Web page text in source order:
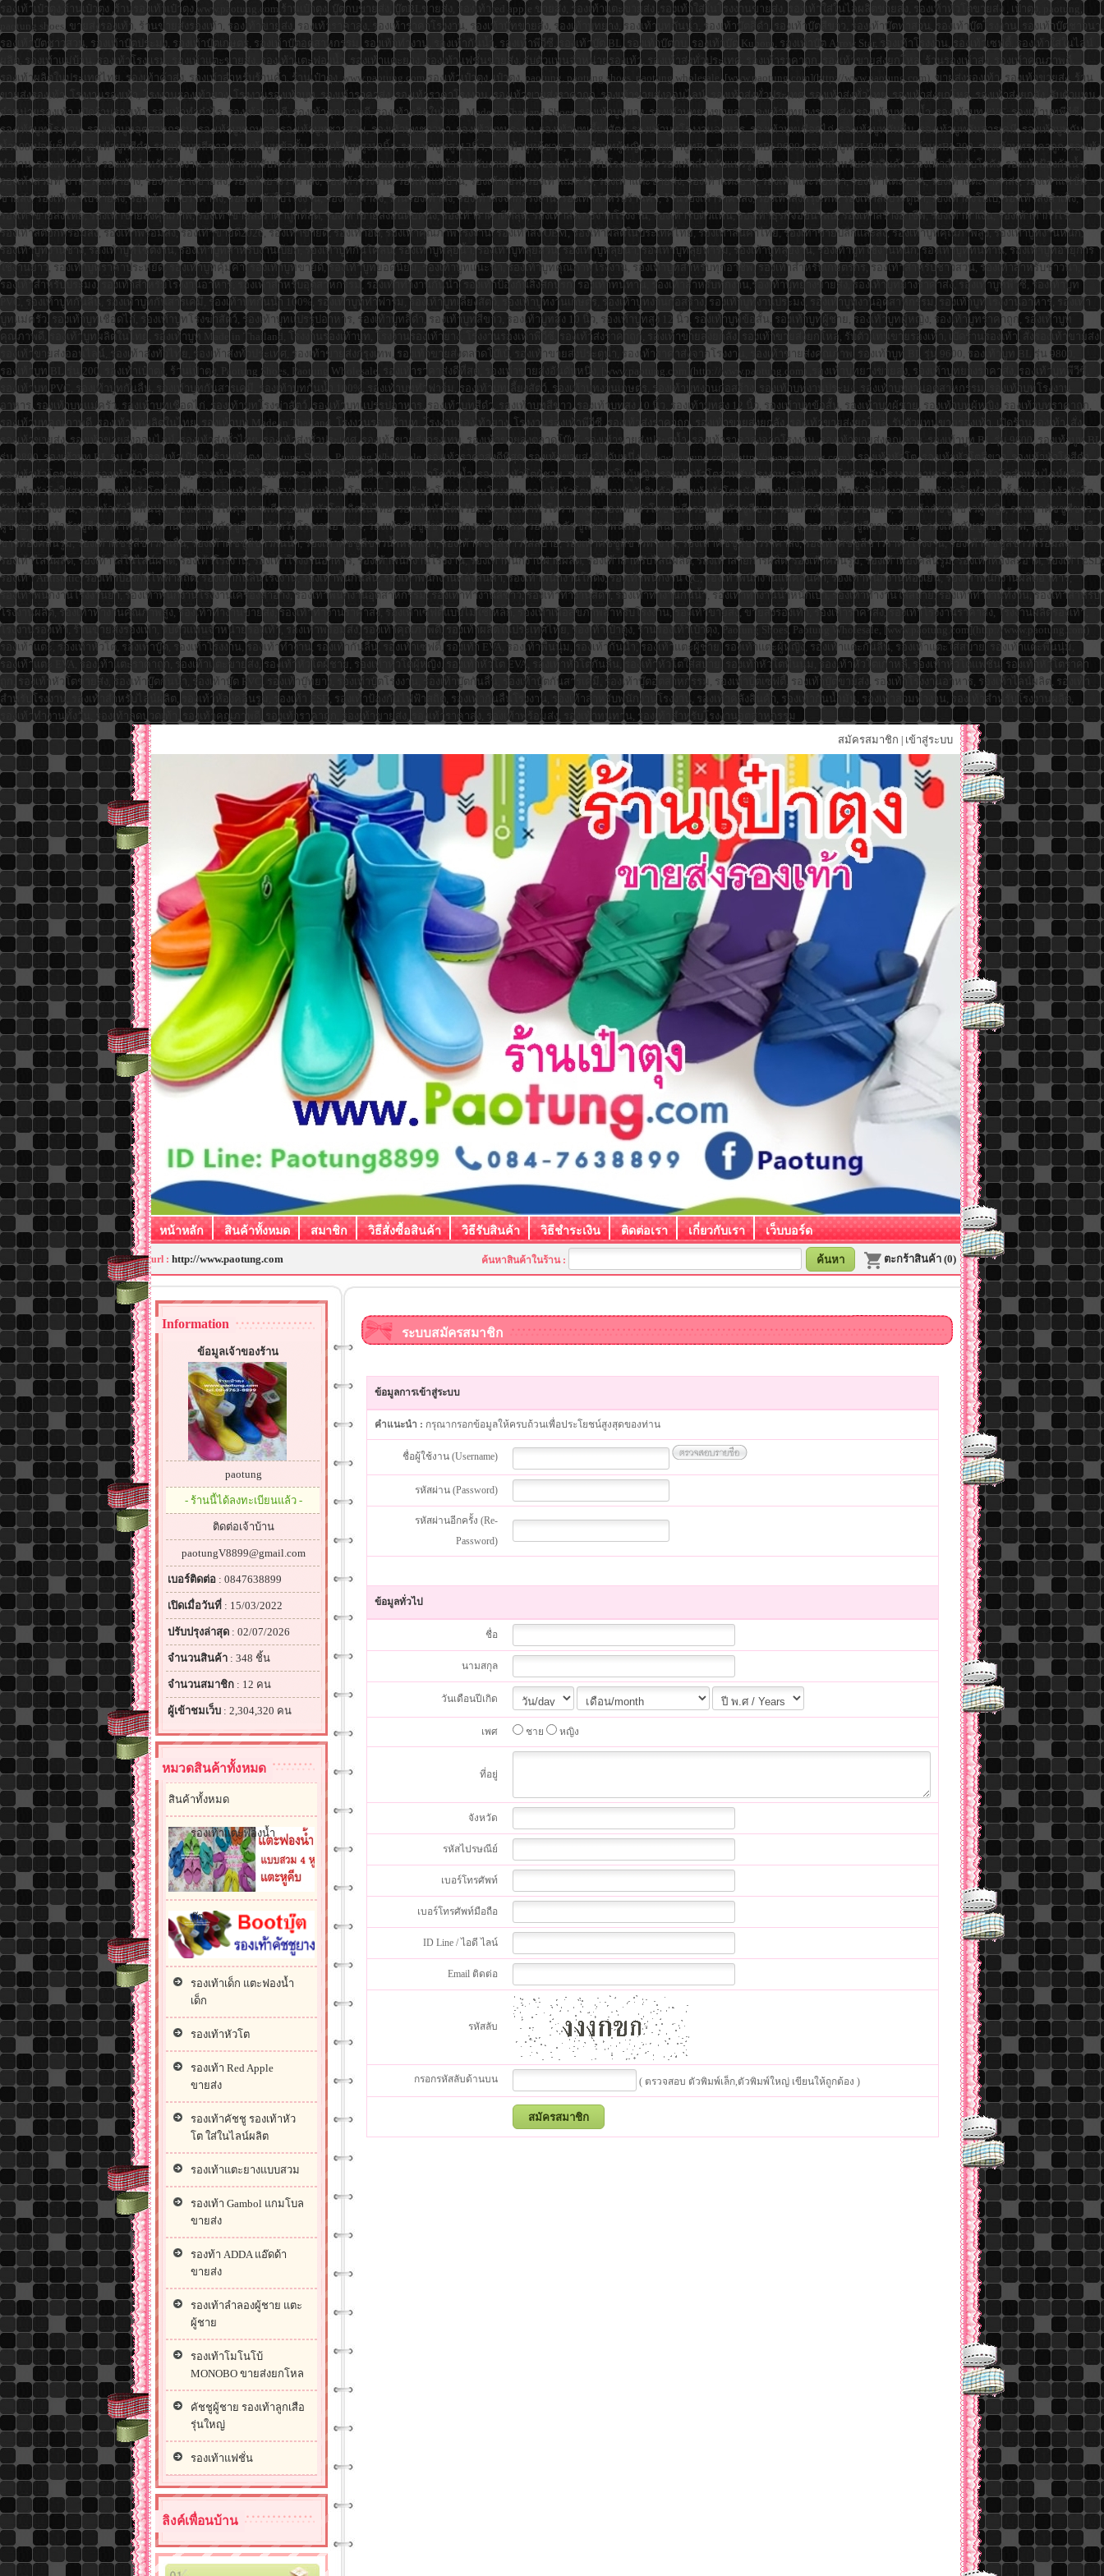
รองเท้าเป๋าตุง,ร้านเป๋าตุง ,ร้านรองเท้าเป๋าตุง,www.paotung.com,ร้านเป๋าตุง, บู๊ตกบขายส่ง, บู๊ตBLขายส่ง, รองเท้าred apple ขายส่ง, รองเท้าแตะขายส่ง ,รองเท้าใส่ในโรงงานขายส่ง, รองเท้าใส่ในไลผลิตขายส่ง, รองเท้าหัวโตขายส่ง , เป๋าตุง, paotung,
paotung shoes, ขายส่งรองเท้า, ร้านขายส่งรองเท้า, รองเท้าขายส่ง, รองเท้าราคาส่ง, รองเท้าราคาโรงงาน, รองเท้าบู๊ทขายส่ง, รองเท้าบูทยาง, รองเท้าบูทกันน้ำ, รองเท้าบู๊ตสีดำ, รองเท้าบู๊ตสีขาว, รองเท้าบู๊ตทำสวน, รองเท้าบู๊ตโรงงาน, รองเท้าบู๊ตชาวนา,
รองเท้าบู๊ตชาวสวน, รองเท้าบู๊ตประมง, รองเท้าบู๊ตเกษตร, รองเท้าบู๊ตอุตสาหกรรม, รองเท้าทำงาน, รองเท้ากันน้ำ, รองเท้าพีวีซี, รองเท้าบู๊ต BL, รองเท้าบู๊ตกบ, รองเท้าบู๊ต Kuboro, รองเท้าบู๊ต Arrow Star, รองเท้าโรงงาน, รองเท้าเซฟตี้, รองเท้าใส่ในไลน์
ผลิต, รองเท้าแม่บ้าน, รองเท้าโรงแรม, รองเท้าแตะขายส่ง, รองเท้าแตะฟองน้ำ, รองเท้าแตะยาง, รองเท้าแฟชั่นขายส่ง, รับตัวแทนจำหน่ายรองเท้า, รองเท้าส่งทั่วประเทศ, รองเท้าราคาถูก, รองเท้าขายส่งยกโหล, ร้านรองเท้าส่ง, รองเท้าคุณภาพดี,
รองเท้าผลิตในประเทศไทย, รองเท้าค้าส่ง, รองเท้าสำหรับร้านค้า, ร้านเป๋าตุง, www.paotung.com,รองเท้าเป๋าตุง, เป๋าตุง, paotung, paotung shoes, paotung wholesale, [www.paotung.com](http://www.paotung.com), ขายส่งรองเท้า, รองเท้าขายส่ง, ร้าน
ขายส่งรองเท้า, โรงงานรองเท้า, โรงงานรองเท้ายาง, โรงงานรองเท้าบูท, รองเท้าราคาส่ง, รองเท้าราคาโรงงาน, รองเท้าขายส่งราคาถูก, รองเท้าขายส่งออนไลน์, รองเท้าส่งทั่วประเทศ, รองเท้าส่งทั่วไทย, รองเท้าส่งยกโหล, รองเท้าส่งยกลัง, รับตัวแทน
จำหน่ายรองเท้า, เปิดร้านรองเท้า, รองเท้าทำกำไร, รองเท้าขายดี, รองเท้าคุณภาพดี, รองเท้าผลิตในไทย, Made in Thailand Shoes, รองเท้าบูทยาง, รองเท้าบูทยางขายส่ง, รองเท้าบูทยางราคาส่ง, รองเท้าบูทกันน้ำ, รองเท้าบูท PVC, รองเท้าบูทพีวีซี,
รองเท้าบูทโรงงาน, รองเท้าบูทอุตสาหกรรม, รองเท้าบูทเกษตร, รองเท้าบูทชาวสวน, รองเท้าบูทชาวนา, รองเท้าบูทประมง, รองเท้าบูทเลี้ยงสัตว์, รองเท้าบูทโรงงานอาหาร, รองเท้าบูทเชือดไก่, รองเท้าบูทกันลื่น, รองเท้าบูทกันสารเคมี, รองเท้าบูทกัน
น้ำ100เปอร์เซ็นต์, รองเท้าบูทสีดำ, รองเท้าบูทสีขาว, รองเท้าบูทข้อสั้น, รองเท้าบูทสูง10นิ้ว, รองเท้าบูทสูง12นิ้ว, รองเท้าบูทผู้ชาย, รองเท้าบูทผู้หญิง, รองเท้าบูทBL, รองเท้าบูทBL9600, รองเท้าบูทBL9800, รองเท้าบูทBL200, รองเท้าบูทราคาถูก, รองเท้า
ทำงาน, รองเท้ากันน้ำ, รองเท้าสำหรับโรงงาน, รองเท้าสำหรับฟาร์ม, รองเท้าสำหรับงานเกษตร, รองเท้าสำหรับงานประมง, รองเท้าสำหรับโรงฆ่าสัตว์, รองเท้าสำหรับแปรรูปอาหาร, รองเท้าสำหรับคลังสินค้า, รองเท้าสำหรับโกดัง, รองเท้าป้องกันน้ำ,
รองเท้าสวมทำงาน, รองเท้ายาง, รองเท้ายางขายส่ง, รองเท้ายางราคาส่ง, รองเท้าโรงงาน, รองเท้าแม่บ้าน, รองเท้าเชฟ, รองเท้าแม่ครัว, รองเท้าแตะขายส่ง, รองเท้าแตะยาง, รองเท้าแตะฟองน้ำ, รองเท้าแตะ EVA, รองเท้าแตะราคาส่ง, รองเท้าแฟชั่น
ขายส่ง, รองเท้าผ้าใบขายส่ง, รองเท้าผ้าใบราคาส่ง, รองเท้าผ้าใบโรงงาน, รองเท้าค้าส่ง, ร้านรองเท้าส่ง, รองเท้าส่งจากโรงงาน, รองเท้าสำหรับร้านค้า, ร้านรองเท้าราคาส่ง, รองเท้าส่งกรุงเทพ, รองเท้าส่งประตูน้ำ, รองเท้าส่งโบ๊เบ๊, รองเท้าส่งสำเพ็ง,
รองเท้าขายส่งไทย, รองเท้าขายส่งคุณภาพ, รองเท้าขายส่งราคาถูกที่สุด, รองเท้าขายส่งอันดับหนึ่ง, รองเท้าราคาดีที่สุด, รองเท้าส่งตรงจากโรงงาน, รองเท้ารับตัวแทน, รองเท้าธุรกิจออนไลน์, รองเท้าสร้างอาชีพ, รองเท้าทำเงิน, รองเท้าทำกำไร,
รองเท้าสต๊อกพร้อมส่ง, รองเท้าพร้อมส่ง, รองเท้าขายดี2026, รองเท้าขายดี, รองเท้าฮิต, รองเท้าคุณภาพโรงงาน, รองเท้าส่ง OEM, รองเท้าผลิตในประเทศไทย, รองเท้าสินค้าไทย, รองเท้าขายปลีกและส่ง, รองเท้าบูทคุณภาพสูง, รองเท้าบูทงานหนัก,
รองเท้าบูทงานช่าง, รองเท้าบูทไซต์งาน, รองเท้าบูทสำหรับงานเปียก, รองเท้าบูทกันโคลน, รองเท้าบูทลุยน้ำ, รองเท้าบูทลุยสวน, รองเท้าบูทลุยนา, รองเท้าบูทลุยฟาร์ม, รองเท้าบูทลุยงาน, รองเท้าบูทใช้งานหนัก, รองเท้าบูททนทาน, รองเท้าบูทอายุการ
ใช้งานยาว, รองเท้าบูทราคาประหยัด, รองเท้าบูทคุ้มค่า, รองเท้าบูทขายดี, รองเท้าบูทยอดนิยม, รองเท้าบูทแนะนำ, รองเท้าบูทคุณภาพโรงงาน, รองเท้าบูทสำหรับทุกอาชีพ, รองเท้าสำหรับเกษตรกร, รองเท้าสำหรับชาวสวน, รองเท้าสำหรับชาวนา,
รองเท้าสำหรับประมง, รองเท้าสำหรับโรงงานอาหาร, รองเท้าสำหรับอุตสาหกรรม, รองเท้าทำงานกันน้ำ, รองเท้าป้องกันสิ่งสกปรก, รองเท้าทนทาน, รองเท้าสำหรับทุกงาน,รองเท้าบูทยางขายส่ง, รองเท้าบูทยางราคาส่ง, รองเท้าบูทพีวีซี, รองเท้าบูท
PVC, รองเท้าบูทกันลื่น, รองเท้าบูทกันสารเคมี, รองเท้าบูทกันน้ำ 100%, รองเท้าบูททำฟาร์ม, รองเท้าบูทเลี้ยงสัตว์, รองเท้าบูทงานเกษตร, รองเท้าบูทงานก่อสร้าง, รองเท้าบูทงานประมง, รองเท้าบูทงานอุตสาหกรรม, รองเท้าบูทโรงงานอาหาร, รองเท้า
บูทแม่ครัว, รองเท้าบูทเชือดไก่, รองเท้าบูทโรงฆ่าสัตว์, รองเท้าบูทแปรรูปอาหาร, รองเท้าบูทสีดำ, รองเท้าบูทสีขาว, รองเท้าบูทสูง 10 นิ้ว, รองเท้าบูทสูง 12 นิ้ว, รองเท้าบูทข้อสั้น, รองเท้าบูทผู้ชาย, รองเท้าบูทผู้หญิง, รองเท้าบูทราคาถูก, รองเท้าบูท
คุณภาพดี, รองเท้าบูทผลิตในไทย, รองเท้าบูท Made in Thailand, โรงงานรองเท้าบูท, โรงงานรองเท้ายาง, โรงงานรองเท้าพีวีซี, รองเท้าส่งราคาถูก, รองเท้าขายส่งยกลัง, รองเท้าขายส่งยกโหล, รับตัวแทนขายรองเท้า, เปิดร้านรองเท้า, สั่งรองเท้าขายส่ง,
รองเท้าขายส่งออนไลน์, รองเท้าส่งทั่วไทย, รองเท้าส่งทั่วประเทศ, รองเท้าขายส่งกรุงเทพ, รองเท้าขายส่งตลาดโบ๊เบ๊, รองเท้าขายส่งประตูน้ำ, รองเท้าราคาส่งจากโรงงาน, รองเท้าขายส่งคุณภาพ, รองเท้าบูท BL รุ่น 9600, รองเท้าบูท BL รุ่น 9800,
รองเท้าบูท BL รุ่น 200, รองเท้าเป๋าตุง, ร้านเป๋าตุง, Paotung Shoes, Paotung Wholesale, รองเท้าราคาส่งดีที่สุด, รองเท้าขายส่งอันดับหนึ่ง, [www.paotung.com](http://www.paotung.com) ,รองเท้าบูทยางขายส่ง, รองเท้าบูทยางราคาส่ง, รองเท้าบูทพีวีซี,
รองเท้าบูท PVC, รองเท้าบูทกันลื่น, รองเท้าบูทกันสารเคมี, รองเท้าบูทกันน้ำ 100%, รองเท้าบูททำฟาร์ม, รองเท้าบูทเลี้ยงสัตว์, รองเท้าบูทงานเกษตร, รองเท้าบูทงานก่อสร้าง, รองเท้าบูทงานประมง, รองเท้าบูทงานอุตสาหกรรม, รองเท้าบูทโรงงาน
อาหาร, รองเท้าบูทแม่ครัว, รองเท้าบูทเชือดไก่, รองเท้าบูทโรงฆ่าสัตว์, รองเท้าบูทแปรรูปอาหาร, รองเท้าบูทสีดำ, รองเท้าบูทสีขาว, รองเท้าบูทสูง 10 นิ้ว, รองเท้าบูทสูง 12 นิ้ว, รองเท้าบูทข้อสั้น, รองเท้าบูทผู้ชาย, รองเท้าบูทผู้หญิง, รองเท้าบูทราคาถูก,
รองเท้าบูทคุณภาพดี, รองเท้าบูทผลิตในไทย, รองเท้าบูท Made in Thailand, โรงงานรองเท้าบูท, โรงงานรองเท้ายาง, โรงงานรองเท้าพีวีซี, รองเท้าส่งราคาถูก, รองเท้าขายส่งยกลัง, รองเท้าขายส่งยกโหล, รับตัวแทนขายรองเท้า, เปิดร้านรองเท้า, สั่ง
รองเท้าขายส่ง, รองเท้าขายส่งออนไลน์, รองเท้าส่งทั่วไทย, รองเท้าส่งทั่วประเทศ, รองเท้าขายส่งกรุงเทพ, รองเท้าขายส่งตลาดโบ๊เบ๊, รองเท้าขายส่งประตูน้ำ, รองเท้าราคาส่งจากโรงงาน, รองเท้าขายส่งคุณภาพ, รองเท้าบูท BL รุ่น 9600, รองเท้าบูท BL
รุ่น 9800, รองเท้าบูท BL รุ่น 200, รองเท้าเป๋าตุง, ร้านเป๋าตุง, Paotung Shoes, Paotung Wholesale, รองเท้าราคาส่งดีที่สุด, รองเท้าขายส่งอันดับหนึ่ง, [www.paotung.com](http://www.paotung.com) , รองเท้าหัวโต, รองเท้าหัวโตสีขาว, รองเท้าหัวโตสีดำ,
รองเท้าหัวโตขายส่ง, รองเท้าหัวโตราคาส่ง, รองเท้าหัวโตโรงงาน, รองเท้าหัวโตกันลื่น, รองเท้าหัวโตกันน้ำ, รองเท้าหัวโตผู้ชาย, รองเท้าหัวโตผู้หญิง, รองเท้าหัวโตสำหรับโรงงาน, รองเท้าหัวโตสำหรับโรงงานอาหาร, รองเท้าหัวโตสำหรับไลน์ผลิต,
รองเท้าหัวโตใส่สบาย, รองเท้าหัวโตน้ำหนักเบา, รองเท้าหัวโต EVA, รองเท้าหัวโต PVC, รองเท้าหัวโตพนักงานโรงงาน, รองเท้าหัวโตพนักงานคลังสินค้า, รองเท้าหัวโตพนักงานฝ่ายผลิต, รองเท้าหัวโตทำงาน, รองเท้าหัวโตทำงานทั้งวัน, รองเท้าหัวโต
กันลื่นในโรงงาน, รองเท้าหัวโตพื้นนุ่ม, รองเท้าหัวโตคุณภาพดี, รองเท้าหัวโตผลิตในไทย, รองเท้าหัวโตพร้อมส่ง, รองเท้าหัวโตราคาถูก, รองเท้าหัวโตขายดี, รองเท้าคัชชูสีขาว, รองเท้าคัชชูสีขาวขายส่ง, รองเท้าคัชชูสีขาวผู้หญิง, รองเท้าคัชชูสีขาว
ผู้ชาย, รองเท้าคัชชูสีขาวสำหรับโรงงาน, รองเท้าคัชชูสีขาวสำหรับโรงงานอาหาร, รองเท้าคัชชูสีขาวพนักงานโรงงาน, รองเท้าคัชชูสีขาวพนักงานคลินิก, รองเท้าคัชชูสีขาวพยาบาล, รองเท้าคัชชูสีขาวแม่บ้าน, รองเท้าคัชชูสีขาวเชฟ, รองเท้าคัชชูสี
ขาวห้องคลีนรูม, รองเท้าคัชชูสีขาวกันลื่น, รองเท้าคัชชูสีขาวกันน้ำ, รองเท้าคัชชูสีขาวน้ำหนักเบา, รองเท้าคัชชูสีขาวใส่สบาย, รองเท้าคัชชูสีขาวทำงาน, รองเท้าคัชชูสีขาวราคาส่ง, รองเท้าคัชชูสีขาวราคาโรงงาน, รองเท้าคัชชูสีขาวพร้อมส่ง,
รองเท้าไลน์ผลิต, รองเท้าใส่ในไลน์ผลิต, รองเท้าโรงงาน, รองเท้าโรงงานอาหาร, รองเท้าพนักงานโรงงาน, รองเท้าพนักงานฝ่ายผลิต, รองเท้าสำหรับไลน์ผลิต, รองเท้าสายการผลิต, รองเท้าคลีนรูม, รองเท้าห้องคลีนรูม, รองเท้าห้องสะอาด, รองเท้า ESD,
รองเท้า Antistatic, รองเท้าป้องกันไฟฟ้าสถิต, รองเท้ากันลื่นโรงงาน, รองเท้าพื้นกันลื่น, รองเท้าพนักงานคลังสินค้า, รองเท้าพนักงานโกดัง, รองเท้าพนักงาน QC, รองเท้าพนักงานแพ็คสินค้า, รองเท้าพนักงานห้องเย็น, รองเท้าพนักงานผลิตอาหาร,
รองเท้าพนักงานโรงงานยา, รองเท้าพนักงานโรงงานเครื่องสำอาง, รองเท้าพนักงานอุตสาหกรรม, รองเท้าทำงานสีขาว, รองเท้าทำงานสีดำ, รองเท้าทำงานกันน้ำ, รองเท้าทำงานน้ำหนักเบา, รองเท้าทำงานใส่สบาย, รองเท้าทำงานทั้งวัน, รองเท้าสำหรับ
โรงงานผลิต, รองเท้าทำงานคุณภาพสูง, รองเท้าทำงานขายส่ง, รองเท้าทำงานราคาส่ง, รองเท้าเซฟตี้แบบไม่ใช้เหล็ก, รองเท้าเพื่อสุขภาพสำหรับโรงงาน, รองเท้าขายส่ง, ขายส่งรองเท้า, รองเท้าราคาส่ง, รองเท้าโรงงานราคาส่ง, โรงงานผลิตรองเท้า,
โรงงานรองเท้า, ร้านขายส่งรองเท้า, รับตัวแทนจำหน่ายรองเท้า, รองเท้าพร้อมส่ง, รองเท้าคุณภาพดี, รองเท้าผลิตในประเทศไทย, รองเท้าเป๋าตุง, ร้านรองเท้าเป๋าตุง, Paotung Shoes, Paotung Wholesale, [www.paotung.com](http://www.paotung.com)
รองเท้าแตะ, รองเท้าหัวโต, รองเท้าบู๊ต, รองเท้าโรงงาน, รองเท้าทำงาน, รองเท้ากันลื่น, รองเท้าเซฟตี้, รองเท้า EVA, รองเท้าพื้นนุ่ม, รองเท้ากันน้ำ, รองเท้าแตะผู้ชาย, รองเท้าแตะผู้หญิง, รองเท้าแตะกันลื่น, รองเท้าแตะใส่สบาย, รองเท้าแตะพื้นนุ่ม,
รองเท้าแตะ EVA, รองเท้าแตะราคาถูก, รองเท้าแตะขายส่ง, รองเท้าหัวโตผู้ชาย, รองเท้าหัวโตผู้หญิง, รองเท้าหัวโต EVA, รองเท้าหัวโตกันลื่น, รองเท้าหัวโตใส่สบาย, รองเท้าหัวโตพื้นนุ่ม, รองเท้าหัวโตเกาหลี, รองเท้าหัวโตแฟชั่น, รองเท้าหัวโตราคา
ถูก, รองเท้าหัวโตขายส่ง, รองเท้าบู๊ตกันน้ำ, รองเท้าบู๊ต PVC, รองเท้าบู๊ทยาง, รองเท้าบู๊ตโรงงาน, รองเท้าบู๊ตกันลื่น, รองเท้าบู๊ตกันสารเคมี, รองเท้าบู๊ตอุตสาหกรรม, รองเท้าบู๊ตเซฟตี้, รองเท้าบู๊ตขายส่ง, รองเท้าโรงงานอาหาร, รองเท้าไลน์ผลิต, รองเท้า
สำหรับโรงงาน, รองเท้าสำหรับไลน์ผลิต, รองเท้าห้องคลีนรูม, รองเท้า ESD, รองเท้าป้องกันไฟฟ้าสถิต, รองเท้ากันลื่นโรงงาน, รองเท้าสำหรับพนักงานโรงงาน, รองเท้าคลังสินค้า, รองเท้ากันน้ำมัน, รองเท้าสวมทำงาน, รองเท้าสำหรับโรงงานผลิต,
รองเท้าทำงานทั้งวัน, รองเท้าลดปวดเท้า, รองเท้าคุณภาพดี, รองเท้าราคาถูก, รองเท้าขายส่ง, รองเท้าราคาส่ง, รองเท้าพร้อมส่ง, รองเท้าทนทาน, รองเท้าสำหรับโรงงานอุตสาหกรรม
สมัครสมาชิก
เข้าสู่ระบบ
หน้าหลัก สินค้าทั้งหมด สมาชิก วิธีสั่งซื้อสินค้า วิธีรับสินค้า วิธีชำระเงิน ติดต่อเรา เกี่ยวกับเรา เว็บบอร์ด
ตะกร้าสินค้า (0)
url : http://www.paotung.com ค้นหาสินค้าในร้าน :
Information
ข้อมูลเจ้าของร้าน
paotung
- ร้านนี้ได้ลงทะเบียนแล้ว -
ติดต่อเจ้าบ้าน
paotungV8899@gmail.com
เบอร์ติดต่อ: 0847638899
เปิดเมื่อวันที่: 15/03/2022
ปรับปรุงล่าสุด: 02/07/2026
จำนวนสินค้า: 348 ชิ้น
จำนวนสมาชิก: 12 คน
ผู้เข้าชมเว็บ: 2,304,320 คน
หมวดสินค้าทั้งหมด
สินค้าทั้งหมด
รองเท้าแตะฟองน้ำ
บู๊ต
รองเท้าเด็ก แตะฟองน้ำ
เด็ก
รองเท้าหัวโต
รองเท้า Red Apple
ขายส่ง
รองเท้าคัชชู รองเท้าหัว
โต ใส่ในไลน์ผลิต
รองเท้าแตะยางแบบสวม
รองเท้า Gambol แกมโบล
ขายส่ง
รองท้า ADDA แอ๊ดด้า
ขายส่ง
รองเท้าลำลองผู้ชาย แตะ
ผู้ชาย
รองเท้าโมโนโบ้
MONOBO ขายส่งยกโหล
คัชชูผู้ชาย รองเท้าลูกเสือ
รุ่นใหญ่
รองเท้าแฟชั่น
ลิงค์เพื่อนบ้าน
ระบบสมัครสมาชิก
ข้อมูลการเข้าสู่ระบบ
คำแนะนำ : กรุณากรอกข้อมูลให้ครบถ้วนเพื่อประโยชน์สูงสุดของท่าน
ชื่อผู้ใช้งาน (Username)
รหัสผ่าน (Password)
รหัสผ่านอีกครั้ง (Re-
Password)
ข้อมูลทั่วไป
ชื่อ
นามสกุล
วันเดือนปีเกิด
เพศ ชาย หญิง
ที่อยู่
จังหวัด
รหัสไปรษณีย์
เบอร์โทรศัพท์
เบอร์โทรศัพท์มือถือ
ID Line / ไอดี ไลน์
Email ติดต่อ
รหัสลับ
กรอกรหัสลับด้านบน ( ตรวจสอบ ตัวพิมพ์เล็ก,ตัวพิมพ์ใหญ่ เขียนให้ถูกต้อง )